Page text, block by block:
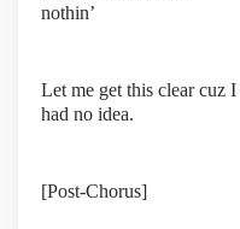
nothin’
Let me get this clear cuz I
had no idea.
[Post-Chorus]